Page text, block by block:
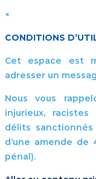
×
CONDITIONS
Cet espace est
adresser un
Nous vous
injurieux,
délits
d’une amende de
pénal).